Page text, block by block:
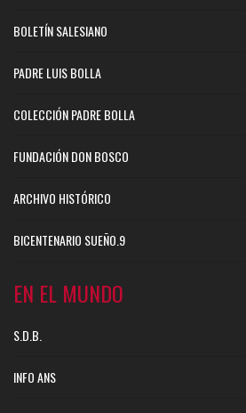
BOLETÍN SALESIANO
PADRE LUIS BOLLA
COLECCIÓN PADRE BOLLA
FUNDACIÓN DON BOSCO
ARCHIVO HISTÓRICO
BICENTENARIO SUEÑO.9
EN EL MUNDO
S.D.B.
INFO ANS